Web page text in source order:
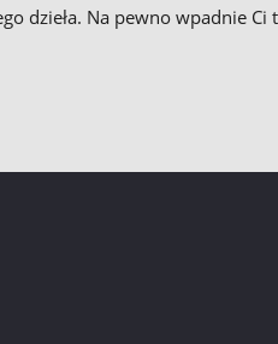
Na pewno wpadnie Ci